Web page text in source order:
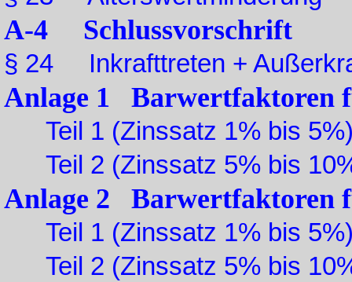
A-4 Schlussvorschrift
§ 24 Inkrafttreten +
Anlage 1 Barwertfaktoren
Teil 1 (Zinssatz 1% bis
Teil 2 (Zinssatz 5% bis
Anlage 2 Barwertfaktoren
Teil 1 (Zinssatz 1% bis
Teil 2 (Zinssatz 5% bis